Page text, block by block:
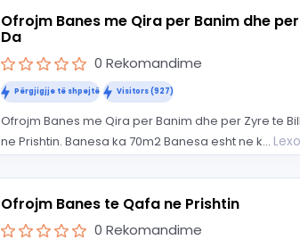
Ofrojm Banes me Qira per Banim dhe
Da
0 Rekomandime
Përgjigjje të shpejtë Visitors (927)
Ofrojm Banes me Qira per Banim dhe per Zyre te
ne Prishtin. Banesa ka 70m2 Banesa esht ne k...
Ofrojm Banes te Qafa ne Prishtin
0 Rekomandime